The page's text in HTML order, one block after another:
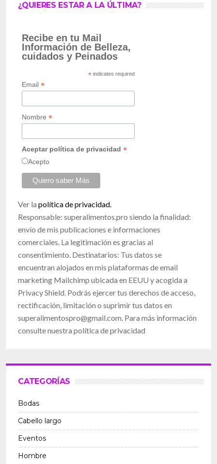
¿QUIERES ESTAR A LA ÚLTIMA?
Recibe en tu Mail
Información de Belleza,
cuidados y Peinados
*indicates required
Email *
Nombre *
Aceptar política de privacidad *
Acepto
Ver lapolítica de privacidad.
Responsable: superalimentos.pro siendo la finalidad:
envío de mis publicaciones e informaciones
comerciales. La legitimación es gracias al
consentimiento. Destinatarios: Tus datos se
encuentran alojados en mis plataformas de email
marketing Mailchimp ubicada en EEUU y acogida a
Privacy Shield. Podrás ejercer tus derechos de acceso,
rectificación, limitación o suprimir tus datos en
superalimentospro@gmail.com. Para más información
consulte nuestra política de privacidad
CATEGORÍAS
Bodas
Cabello largo
Eventos
Hombre